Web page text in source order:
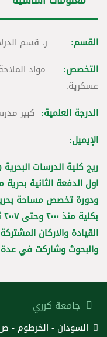
القسم: ر. قسم
التخصص: مواد الملاحة
عسكرية.
الدرجة العلمية: كبير
الإيميل:
ريج كلية الدرسات البحرية
اول الدفعة الثانية
ودورة تخصص مساحة
القيادة والاركان
والبحوث وشاركت في
جامعة كرري
السودان - الخرطوم - ص. ب